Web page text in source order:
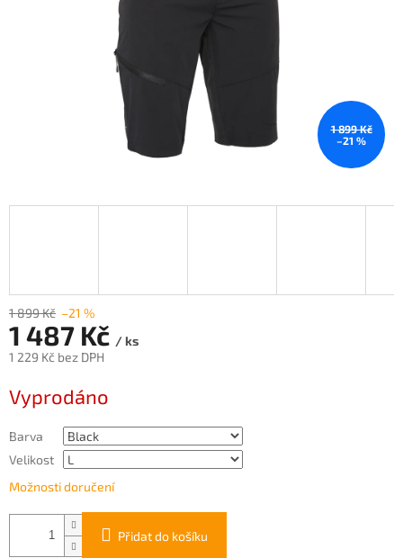
1 899 Kč
–21 %
1 899 Kč –21 %
1 487 Kč / ks
1 229 Kč bez DPH
cena:
Vyprodáno
Barva
Velikost
Možnosti doručení
Přidat do košíku